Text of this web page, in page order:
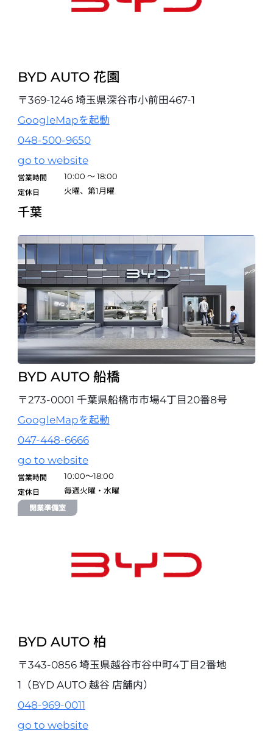
BYD AUTO 熊本
BYD AUTO 宮崎
〒880-0056 宮崎県宮崎市神宮東3丁目1-36
BYD AUTO 鹿児島
〒892-0835 鹿児島県鹿児島市城南町2-10
099-227-5500
BYD AUTO 沖縄
〒900-0015 沖縄県那覇市久茂地3-1-1 日本生命那覇ビル1F
098-901-4052
試乗予約
BYD AUTO 花園
〒369-1246 埼玉県深谷市小前田467-1
GoogleMapを起動
048-500-9650
go to website
営業時間 10:00 ～ 18:00
定休日 火曜、第1月曜
千葉
BYD AUTO 船橋
〒273-0001 千葉県船橋市市場4丁目20番8号
GoogleMapを起動
047-448-6666
go to website
営業時間 10:00～18:00
定休日 毎週火曜・水曜
開業準備室
BYD AUTO 柏
〒343-0856 埼玉県越谷市谷中町4丁目2番地
1（BYD AUTO 越谷 店舗内）
048-969-0011
go to website